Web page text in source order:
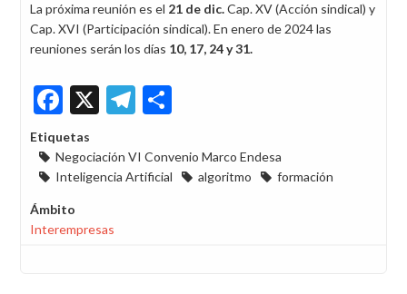
La próxima reunión es el 21 de dic.Cap. XV (Acción sindical) y
Cap. XVI (Participación sindical). En enero de 2024 las
reuniones serán los días 10, 17, 24 y 31.
Facebook
X Telegram
Etiquetas
Negociación VI Convenio Marco Endesa
Inteligencia Artificial
algoritmo formación
Ámbito
Interempresas